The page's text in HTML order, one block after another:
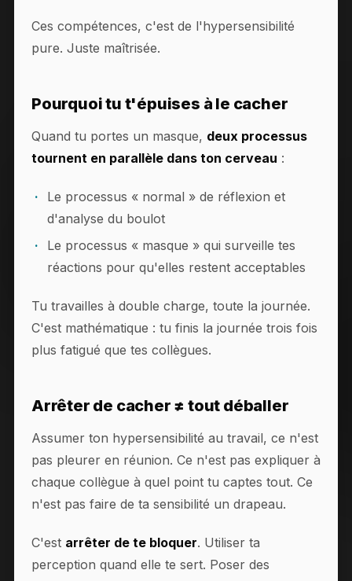
Ces compétences, c'est de l'hypersensibilité
pure. Juste maîtrisée.
Pourquoi tu t'épuises à le cacher
Quand tu portes un masque, deux processus
tournent en parallèle dans ton cerveau :
Le processus « normal » de réflexion et
d'analyse du boulot
Le processus « masque » qui surveille tes
réactions pour qu'elles restent acceptables
Tu travailles à double charge, toute la journée.
C'est mathématique : tu finis la journée trois fois
plus fatigué que tes collègues.
Arrêter de cacher ≠ tout déballer
Assumer ton hypersensibilité au travail, ce n'est
pas pleurer en réunion. Ce n'est pas expliquer à
chaque collègue à quel point tu captes tout. Ce
n'est pas faire de ta sensibilité un drapeau.
C'est arrêter de te bloquer. Utiliser ta
perception quand elle te sert. Poser des